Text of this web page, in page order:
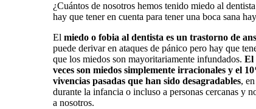
¿Cuántos de nosotros hemos tenido miedo al
hay que tener en cuenta para tener una boca sana
El miedo o fobia al dentista es un trastorno de
puede derivar en ataques de pánico pero hay que
que los miedos son mayoritariamente infundados. El
veces son miedos simplemente irracionales y el
vivencias pasadas que han sido desagradables,
durante la infancia o incluso a personas cercanas y
a nosotros.